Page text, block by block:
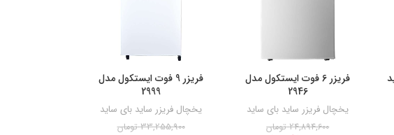
فریزر 6 فوت ایستکول مدل
2946
یخچال فریزر ساید بای ساید
24,894,600 تومان
فریزر 9 فوت ایستکول مدل
2999
یخچال فریزر ساید بای ساید
33,255,900 تومان